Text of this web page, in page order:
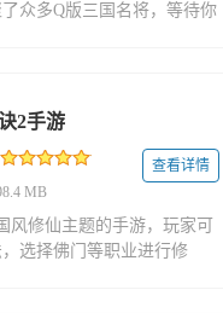
众多Q版三国名将，等待你
2手游
MB
查看详情
风修仙主题的手游，玩家可
选择佛门等职业进行修